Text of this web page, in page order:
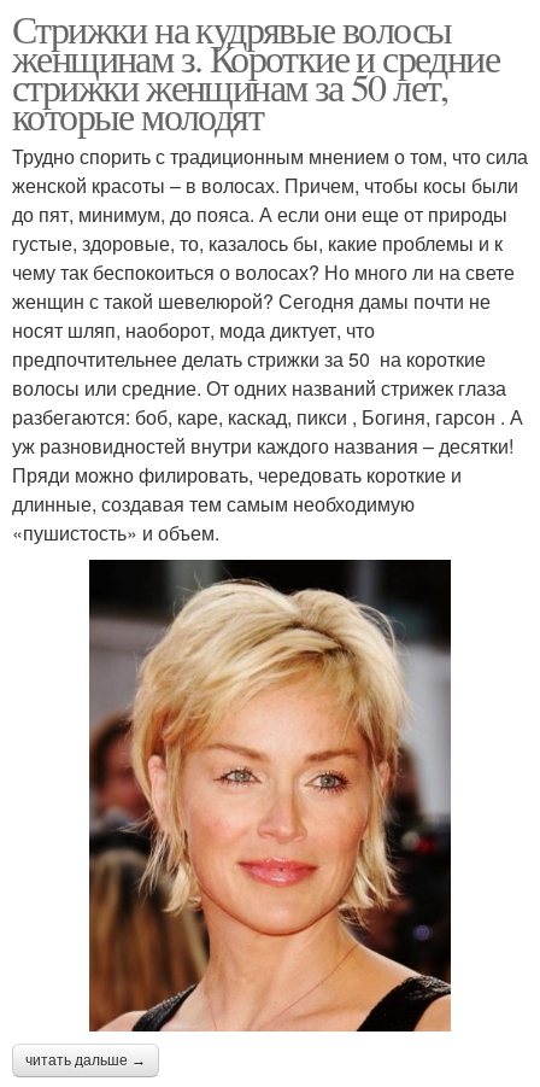
Стрижки на кудрявые волосы
женщинам з. Короткие и средние
стрижки женщинам за 50 лет,
которые молодят
Трудно спорить с традиционным мнением о том, что сила
женской красоты – в волосах. Причем, чтобы косы были
до пят, минимум, до пояса. А если они еще от природы
густые, здоровые, то, казалось бы, какие проблемы и к
чему так беспокоиться о волосах? Но много ли на свете
женщин с такой шевелюрой? Сегодня дамы почти не
носят шляп, наоборот, мода диктует, что
предпочтительнее делать стрижки за 50 на короткие
волосы или средние. От одних названий стрижек глаза
разбегаются: боб, каре, каскад, пикси , Богиня, гарсон . А
уж разновидностей внутри каждого названия – десятки!
Пряди можно филировать, чередовать короткие и
длинные, создавая тем самым необходимую
«пушистость» и объем.
читать дальше →